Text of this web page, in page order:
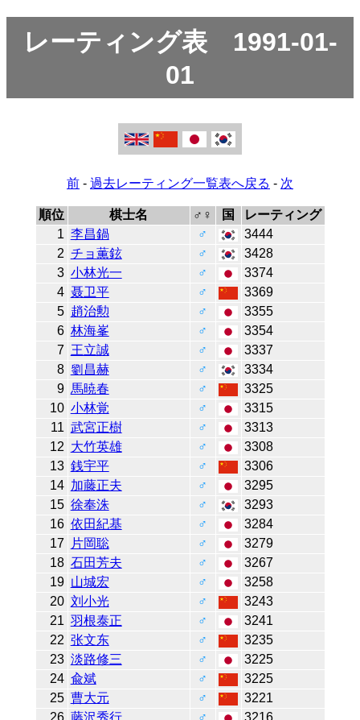
レーティング表 1991-01-
01
前 - 過去レーティング一覧表へ戻る - 次
順位 棋士名 ♂♀ 国
レーティング
1 李昌鍋 ♂
3444
2 チョ薫鉉 ♂
3428
3 小林光一 ♂
3374
4 聂卫平 ♂
3369
5 趙治勲 ♂
3355
6 林海峯 ♂
3354
7 王立誠 ♂
3337
8 劉昌赫 ♂
3334
9 馬暁春 ♂
3325
10 小林覚 ♂
3315
11 武宮正樹 ♂
3313
12 大竹英雄 ♂
3308
13 銭宇平 ♂
3306
14 加藤正夫 ♂
3295
15 徐奉洙 ♂
3293
16 依田紀基 ♂
3284
17
片岡聡 ♂
3279
18 石田芳夫 ♂
3267
19 山城宏 ♂
3258
20 刘小光 ♂
3243
21 羽根泰正 ♂
3241
22 张文东 ♂
3235
23 淡路修三 ♂
3225
24 兪斌 ♂
3225
25 曹大元 ♂
3221
26 藤沢秀行 ♂
3216